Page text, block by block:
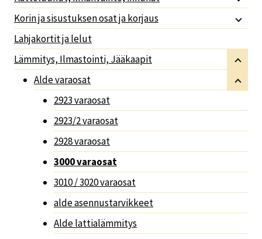
Korin ja sisustuksen osat ja korjaus
Lahjakortit ja lelut
Lämmitys, Ilmastointi, Jääkaapit
Alde varaosat
2923 varaosat
2923/2 varaosat
2928 varaosat
3000 varaosat
3010 / 3020 varaosat
alde asennustarvikkeet
Alde lattialämmitys